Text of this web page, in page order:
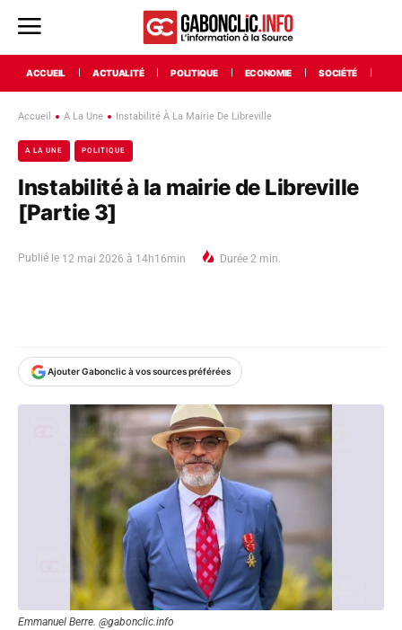
ACCUEIL ACTUALITÉ POLITIQUE ECONOMIE SOCIÉTÉ
Accueil A La Une Instabilité À La Mairie De Libreville
A LA UNE POLITIQUE
Instabilité à la mairie de Libreville
[Partie 3]
Publié le 12 mai 2026 à 14h16min Durée 2 min.
Ajouter Gabonclic à vos sources préférées
Emmanuel Berre. @gabonclic.info